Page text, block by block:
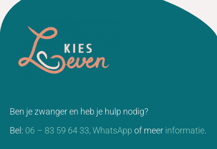
Ben je zwanger en heb je hulp nodig?
Bel: 06 – 83 59 64 33,WhatsApp of meer informatie.